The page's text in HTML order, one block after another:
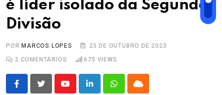
é líder isolado da Segunda
Divisão
PORMARCOS LOPES
25 DE OUTUBRO DE 2023
2 COMENTÁRIOS 675 VIEWS
YoutubeLinkedInWhatsappCloud